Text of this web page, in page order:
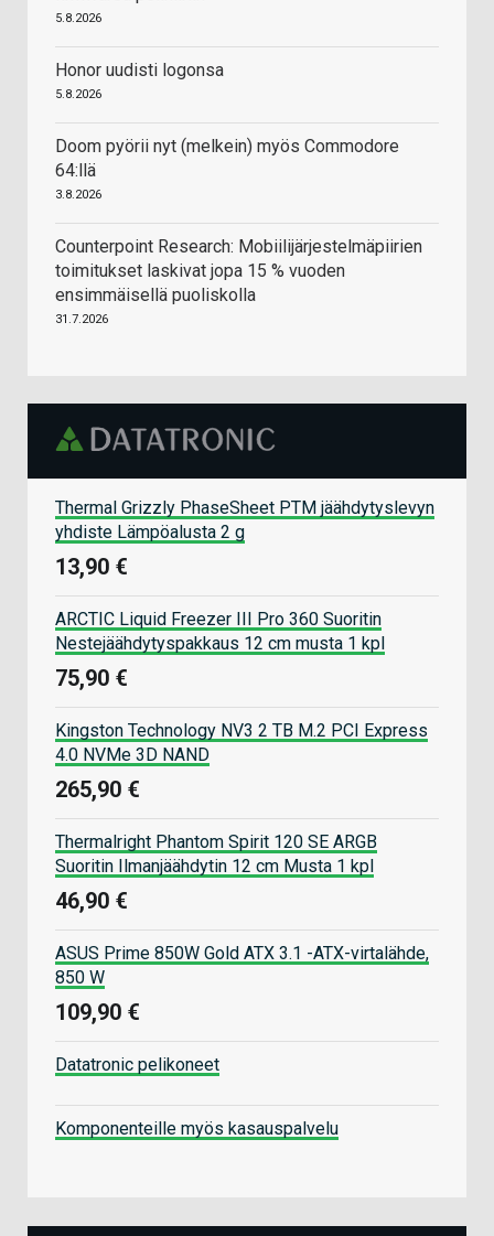
5.8.2026
Honor uudisti logonsa
5.8.2026
Doom pyörii nyt (melkein) myös Commodore
64:llä
3.8.2026
Counterpoint Research: Mobiilijärjestelmäpiirien
toimitukset laskivat jopa 15 % vuoden
ensimmäisellä puoliskolla
31.7.2026
Thermal Grizzly PhaseSheet PTM jäähdytyslevyn
yhdiste Lämpöalusta 2 g
13,90 €
ARCTIC Liquid Freezer III Pro 360 Suoritin
Nestejäähdytyspakkaus 12 cm musta 1 kpl
75,90 €
Kingston Technology NV3 2 TB M.2 PCI Express
4.0 NVMe 3D NAND
265,90 €
Thermalright Phantom Spirit 120 SE ARGB
Suoritin Ilmanjäähdytin 12 cm Musta 1 kpl
46,90 €
ASUS Prime 850W Gold ATX 3.1 -ATX-virtalähde,
850 W
109,90 €
Datatronic pelikoneet
Komponenteille myös kasauspalvelu